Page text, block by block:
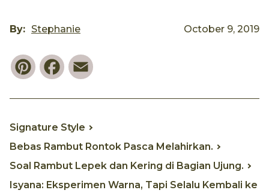
By: Stephanie October 9, 2019
PinterestFacebook
Signature Style
Bebas Rambut Rontok Pasca Melahirkan.
Soal Rambut Lepek dan Kering di Bagian Ujung.
Isyana: Eksperimen Warna, Tapi Selalu Kembali ke